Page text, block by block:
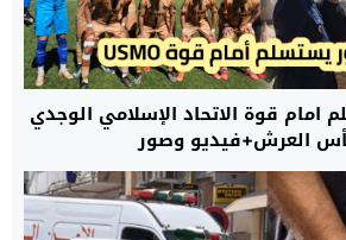
امام قوة الاتحاد الإسلامي الوجدي
العرش+فيديو وصور